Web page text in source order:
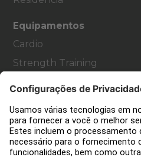
Equipamentos
Cardio
Strength Training
Suporte ao Cliente
Design de academia
Hub de serviço